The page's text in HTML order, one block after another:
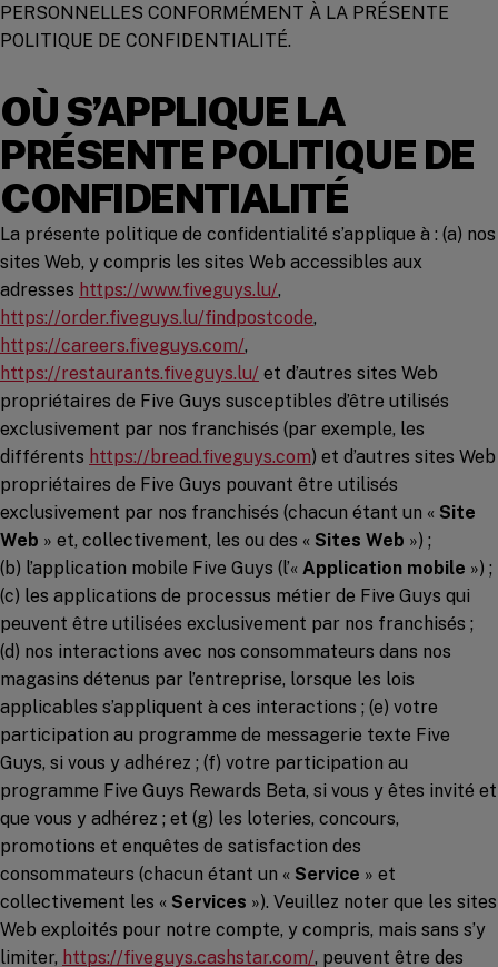
PERSONNELLES CONFORMÉMENT À LA PRÉSENTE
POLITIQUE DE CONFIDENTIALITÉ.
OÙ S’APPLIQUE LA
PRÉSENTE POLITIQUE DE
CONFIDENTIALITÉ
La présente politique de confidentialité s’applique à : (a) nos
sites Web, y compris les sites Web accessibles aux
adresses https://www.fiveguys.lu/(opens in a new window)
,
https://order.fiveguys.lu/findpostcode,
https://careers.fiveguys.com/(opens in a new window)
,
https://restaurants.fiveguys.lu/(opens in a new window)
et d’autres sites Web
propriétaires de Five Guys susceptibles d’être utilisés
exclusivement par nos franchisés (par exemple, les
différents https://bread.fiveguys.com(opens in a new
) et d’autres sites Web
propriétaires de Five Guys pouvant être utilisés
exclusivement par nos franchisés (chacun étant un « Site
Web » et, collectivement, les ou des « Sites Web ») ;
(b) l’application mobile Five Guys (l’« Application mobile ») ;
(c) les applications de processus métier de Five Guys qui
peuvent être utilisées exclusivement par nos franchisés ;
(d) nos interactions avec nos consommateurs dans nos
magasins détenus par l’entreprise, lorsque les lois
applicables s’appliquent à ces interactions ; (e) votre
participation au programme de messagerie texte Five
Guys, si vous y adhérez ; (f) votre participation au
programme Five Guys Rewards Beta, si vous y êtes invité et
que vous y adhérez ; et (g) les loteries, concours,
promotions et enquêtes de satisfaction des
consommateurs (chacun étant un « Service » et
collectivement les « Services »). Veuillez noter que les sites
Web exploités pour notre compte, y compris, mais sans s’y
limiter, https://fiveguys.cashstar.com/(opens in a new
, peuvent être des